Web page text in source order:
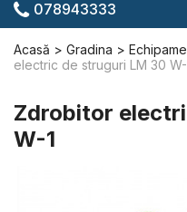
078943333
Acasă Gradina
electric de struguri LM 30 W-
Zdrobitor
W-1